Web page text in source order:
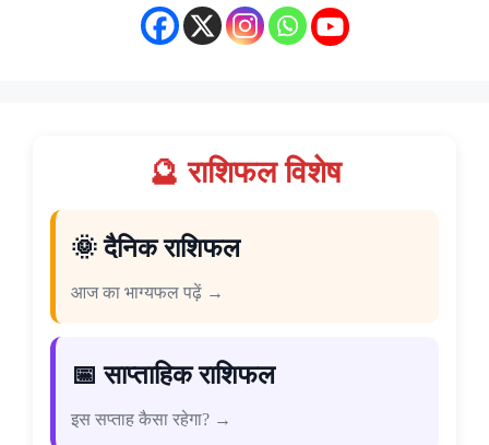
🔮 राशिफल विशेष
🌞 दैनिक राशिफल
आज का भाग्यफल पढ़ें →
📅 साप्ताहिक राशिफल
इस सप्ताह कैसा रहेगा? →